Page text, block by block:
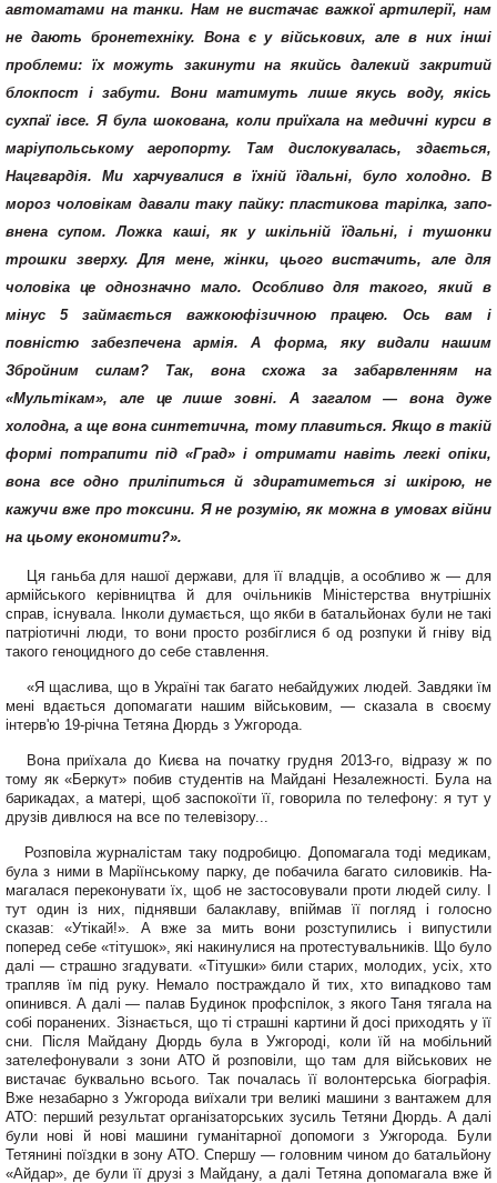
автоматами на танки. Нам не вистачає важкої артилерії, нам
не дають бронетехніку. Вона є у військових, але в них інші
проблеми: їх можуть за­кинути на якийсь далекий закритий
блокпост і забу­ти. Вони матимуть лише якусь воду, якісь
сухпаї івсе. Я була шокована, коли приїхала на медичні курси в
маріупольському аеро­порту. Там дислокувалась, здається,
Нацгвардія. Ми харчувалися в їхній їдальні, було холодно. В
мороз чоловікам давали таку пайку: пластикова тарілка, запо­
внена супом. Ложка каші, як у шкільній їдальні, і ту­шонки
трошки зверху. Для мене, жінки, цього виста­чить, але для
чоловіка це однозначно мало. Особли­во для такого, який в
мінус 5 займається важкоюфізичною працею. Ось вам і
повністю забезпечена армія. А форма, яку видали нашим
Збройним силам? Так, вона схожа за забарв­ленням на
«Мультікам», але це лише зовні. А зага­лом — вона дуже
холодна, а ще вона синтетична, тому плавиться. Якщо в такій
формі потрапити під «Град» і отримати навіть легкі опіки,
вона все одно приліпиться й здиратиметься зі шкірою, не
кажучи вже про токси­ни. Я не розумію, як можна в умовах війни
на цьому економити?».
Ця ганьба для нашої держави, для її владців, а особливо ж — для
армійського керівництва й для очільників Міністерства внутрішніх
справ, існувала. Інколи думається, що якби в батальйонах були не такі
патріотичні люди, то вони просто розбіглися б од розпу­ки й гніву від
такого геноцид­ного до себе ставлення.
«Я щаслива, що в Україні так багато небайдужих людей. Завдяки їм
мені вдається до­помагати нашим військовим, — сказала в своєму
інтерв'ю 19-річна Тетяна Дюрдь з Уж­города.
Вона приїхала до Києва на початку грудня 2013-го, відразу ж по
тому як «Бер­кут» побив студентів на Майдані Незалежності. Була на
барикадах, а матері, щоб заспокоїти її, говорила по теле­фону: я тут у
друзів дивлюся на все по телевізору...
Розповіла журналістам таку подробицю. Допомагала тоді медикам,
була з ними в Маріїнському парку, де по­бачила багато силовиків. На­
магалася переконувати їх, щоб не застосовували проти людей силу. І
тут один із них, піднявши балаклаву, впіймав її погляд і голосно
сказав: «Утікай!». А вже за мить вони розступились і випустили
поперед себе «тітушок», які накинулися на протестувальників. Що було
далі — страшно згадувати. «Тітушки» били старих, мо­лодих, усіх, хто
трапляв їм під руку. Немало постражда­ло й тих, хто випадково там
опинився. А далі — палав Будинок профспілок, з якого Таня тягала на
собі поране­них. Зізнається, що ті страшні картини й досі приходять у її
сни. Після Майдану Дюрдь була в Ужгороді, коли їй на мобільний
зателефонували з зони АТО й розповіли, що там для військових не
вистачає буквально всього. Так почалась її волонтерсь­ка біографія.
Вже незабар­но з Ужгорода виїхали три великі машини з вантажем для
АТО: перший результат організаторських зусиль Те­тяни Дюрдь. А далі
були нові й нові машини гуманітарної допомоги з Ужгорода. Були
Тетянині поїздки в зону АТО. Спершу — головним чином до батальйону
«Айдар», де були її друзі з Майдану, а далі Тетяна допомагала вже й